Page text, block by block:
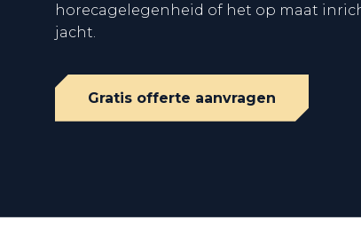
horecagelegenheid of het op maat
jacht.
Gratis offerte aanvragen